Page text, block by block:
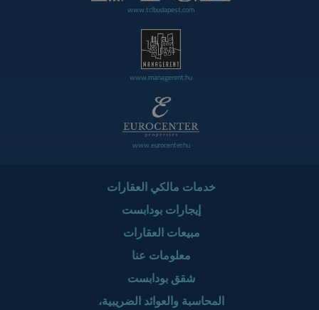
www.tclbudapest.com
www.managerent.hu
www.eurocenter.hu
خدمات مالكي العقارات
إيجارات بودابست
مبيعات العقارات
معلومات عنا
شقق بودابست
المحاسبة والعوائد الضريبية،